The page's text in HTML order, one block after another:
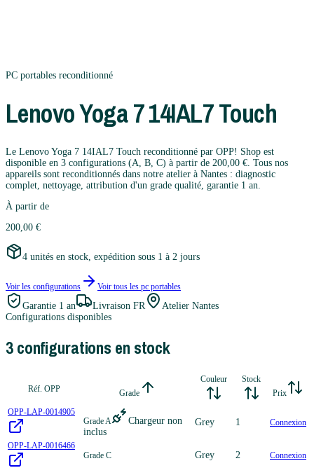
PC portables reconditionné
LenovoYoga 7 14IAL7 Touch
Le Lenovo Yoga 7 14IAL7 Touch reconditionné par OPP! Shop est
disponible en 3 configurations (A, B, C) à partir de 200,00 €. Tous nos
appareils sont reconditionnés dans notre atelier à Nantes : diagnostic
complet, nettoyage, attribution d'un grade qualité, garantie 1 an.
À partir de
200,00 €
4 unités en stock, expédition sous 1 à 2 jours
Voir les configurations Voir tous les pc portables
Garantie 1 an Livraison FR
Atelier Nantes
Configurations disponibles
3configurations en stock
Réf. OPP Grade
Couleur
Stock
Prix
OPP-LAP-0014905
Grade A
Chargeur non
inclus
Grey 1 Connexion
OPP-LAP-0016466
Grade C
Grey 2 Connexion